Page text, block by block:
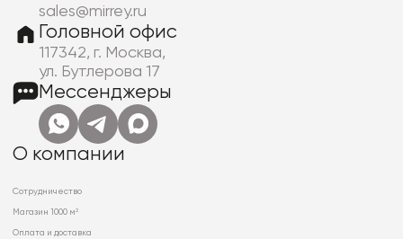
sales@mirrey.ru
Головной офис
117342, г. Москва,
ул. Бутлерова 17
Мессенджеры
О компании
Сотрудничество
Магазин 1000 м²
Оплата и доставка